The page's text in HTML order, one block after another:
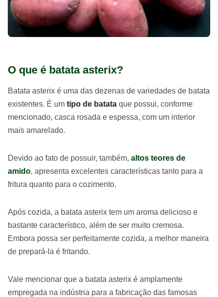
O que é batata asterix?
Batata asterix é uma das dezenas de variedades de batata
existentes. É um tipo de batata que possui, conforme
mencionado, casca rosada e espessa, com um interior
mais amarelado.
Devido ao fato de possuir, também, altos teores de
amido, apresenta excelentes características tanto para a
fritura quanto para o cozimento.
Após cozida, a batata asterix tem um aroma delicioso e
bastante característico, além de ser muito cremosa.
Embora possa ser perfeitamente cozida, a melhor maneira
de prepará-la é fritando.
Vale mencionar que a batata asterix é amplamente
empregada na indústria para a fabricação das famosas